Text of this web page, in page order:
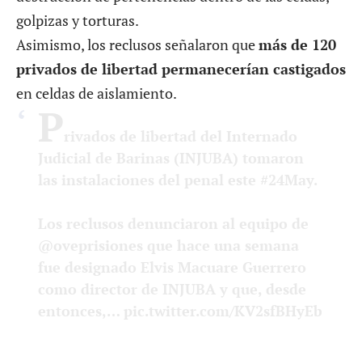
golpizas y torturas.
Asimismo, los reclusos señalaron que
más de 120
privados de libertad permanecerían castigados
en celdas de aislamiento.
P